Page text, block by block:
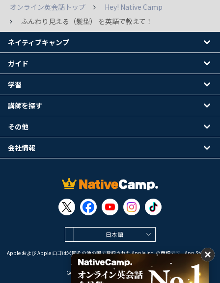
オンライン英会話トップ
Hey! Native Camp
ふんわり見える（髪型） を英語で教えて！
日本語
Apple および Apple ロゴは米国その他の国で登録された Apple Inc. の商標です。App Store は
Apple Inc. のサービスマークです。
Google Play は Google LLC の商標です。
ネイティブキャンプ
ガイド
学習
講師を探す
その他
会社情報